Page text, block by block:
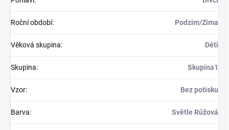
Roční období: Podzim/Zima
Věková skupina: Děti
Skupina: Skupina1
Vzor: Bez potisku
Barva: Světle Růžová